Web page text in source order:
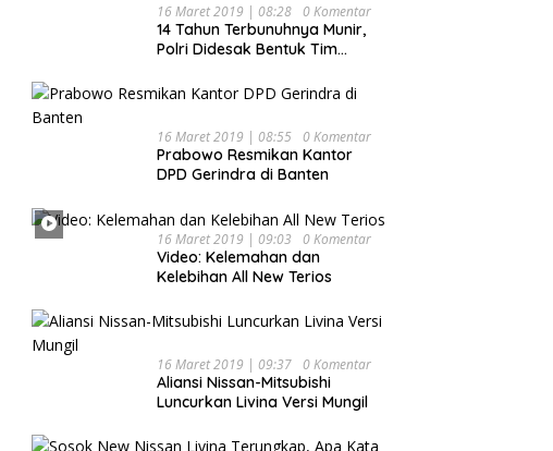
16 Maret 2019 | 08:28 0 Komentar
14 Tahun Terbunuhnya Munir,
Polri Didesak Bentuk Tim
16 Maret 2019 | 08:55 0 Komentar
Prabowo Resmikan Kantor
DPD Gerindra di Banten
16 Maret 2019 | 09:03 0 Komentar
Video: Kelemahan dan
Kelebihan All New Terios
16 Maret 2019 | 09:37 0 Komentar
Aliansi Nissan-Mitsubishi
Luncurkan Livina Versi Mungil